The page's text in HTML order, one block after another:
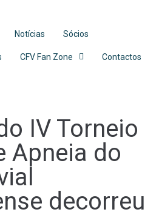
Notícias Sócios
CFV Fan Zone Contactos
IV Torneio
Apneia do
decorreu